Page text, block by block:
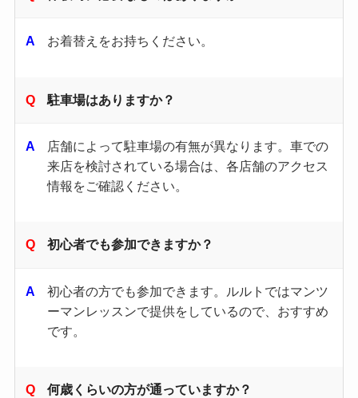
お着替えをお持ちください。
駐車場はありますか？
店舗によって駐車場の有無が異なります。​車での
来店を検討されている場合は、各店舗のアクセス
情報をご確認ください。
初心者でも参加できますか？
初心者の方でも参加できます。ルルトではマンツ
ーマンレッスンで提供をしているので、おすすめ
です。
何歳くらいの方が通っていますか？